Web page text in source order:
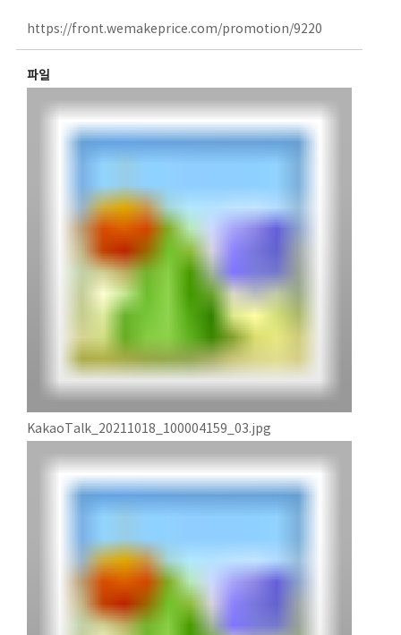
https://front.wemakeprice.com/promotion/9220
파일
KakaoTalk_20211018_100004159_03.jpg